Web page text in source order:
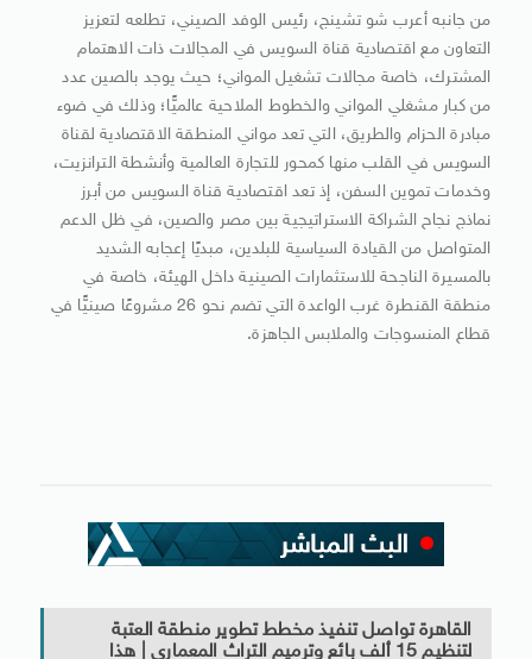
من جانبه أعرب شو تشينج، رئيس الوفد الصيني، تطلعه لتعزيز
التعاون مع اقتصادية قناة السويس في المجالات ذات الاهتمام
المشترك، خاصة مجالات تشغيل المواني؛ حيث يوجد بالصين عدد
من كبار مشغلي المواني والخطوط الملاحية عالميًّا؛ وذلك في ضوء
مبادرة الحزام والطريق، التي تعد مواني المنطقة الاقتصادية لقناة
السويس في القلب منها كمحور للتجارة العالمية وأنشطة الترانزيت،
وخدمات تموين السفن، إذ تعد اقتصادية قناة السويس من أبرز
نماذج نجاح الشراكة الاستراتيجية بين مصر والصين، في ظل الدعم
المتواصل من القيادة السياسية للبلدين، مبديًا إعجابه الشديد
بالمسيرة الناجحة للاستثمارات الصينية داخل الهيئة، خاصة في
منطقة القنطرة غرب الواعدة التي تضم نحو 26 مشروعًا صينيًّا في
قطاع المنسوجات والملابس الجاهزة.
القاهرة تواصل تنفيذ مخطط تطوير منطقة العتبة
لتنظيم 15 ألف بائع وترميم التراث المعمارى | هذا